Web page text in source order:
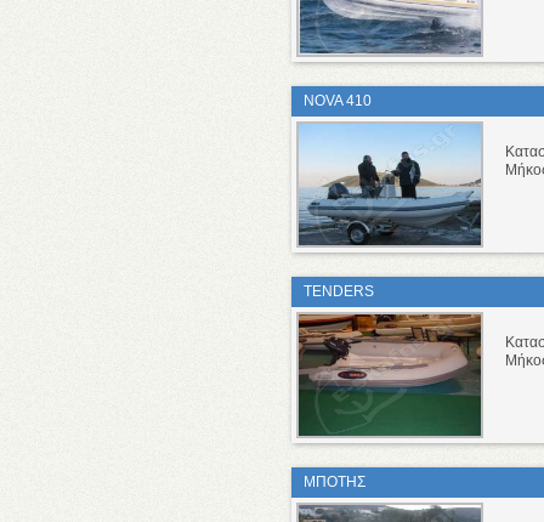
NOVA 410
TENDERS
ΜΠΟΤΗΣ